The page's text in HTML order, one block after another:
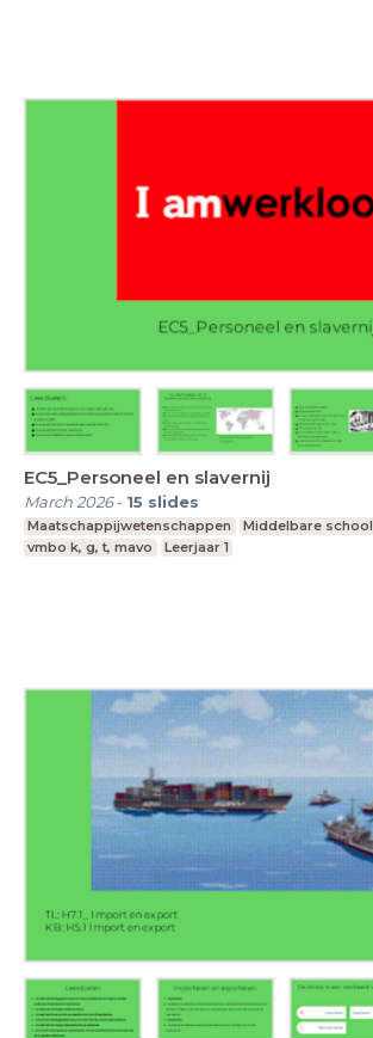
EC5_Personeel en slavernij
March 2026- 15 slides
Maatschappijwetenschappen
Middelbare school
vmbo k, g, t, mavo
Leerjaar 1